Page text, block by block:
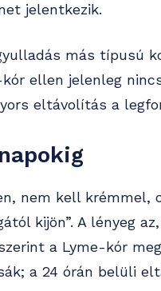
jelentkezik.
más típusú
ellen jelenleg
eltávolítás a
nem kell krémmel,
kijön”. A lényeg
a Lyme-kór
a 24 órán belüli